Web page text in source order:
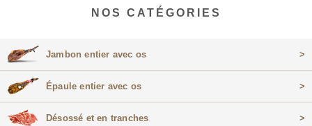
NOS CATÉGORIES
Jambon entier avec os >
Épaule entier avec os >
Désossé et en tranches >